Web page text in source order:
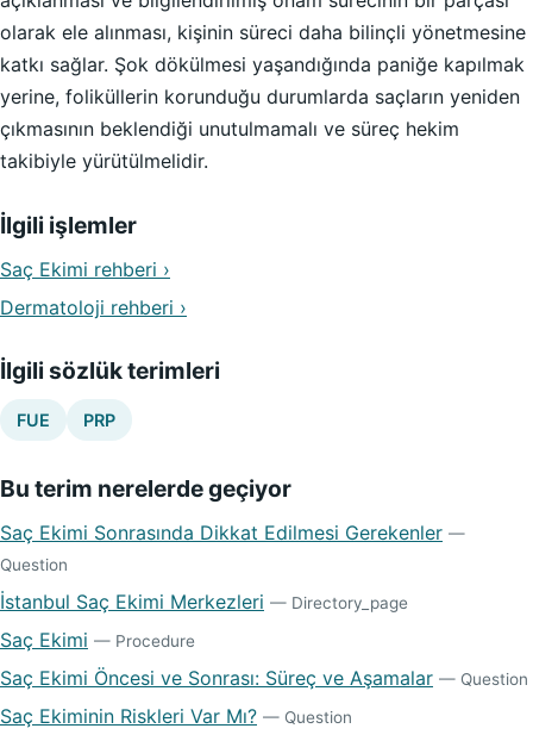
olarak ele alınması, kişinin süreci daha bilinçli yönetmesine
katkı sağlar. Şok dökülmesi yaşandığında paniğe kapılmak
yerine, foliküllerin korunduğu durumlarda saçların yeniden
çıkmasının beklendiği unutulmamalı ve süreç hekim
takibiyle yürütülmelidir.
İlgili işlemler
Saç Ekimi rehberi ›
Dermatoloji rehberi ›
İlgili sözlük terimleri
FUE PRP
Bu terim nerelerde geçiyor
Saç Ekimi Sonrasında Dikkat Edilmesi Gerekenler —
Question
İstanbul Saç Ekimi Merkezleri — Directory_page
Saç Ekimi — Procedure
Saç Ekimi Öncesi ve Sonrası: Süreç ve Aşamalar — Question
Saç Ekiminin Riskleri Var Mı? — Question